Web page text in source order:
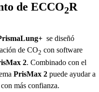
de ECCO2R
se diseñó
de CO2 con software
2. Combinado con el
PrisMax 2 puede ayudar a
más confianza.